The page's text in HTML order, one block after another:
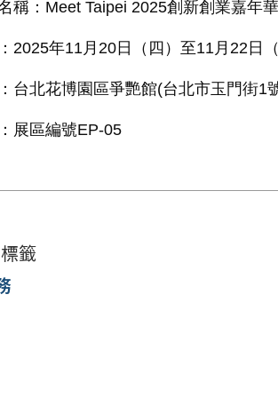
稱： Meet Taipei 2025創新創業嘉年華
2025年11 月 20日（四）至11 月 22 日
台北花博園區爭艷館(台北市玉門街1
展區編號EP-05
籤